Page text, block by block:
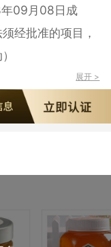
09月08日成
经批准的项目，
展开 >